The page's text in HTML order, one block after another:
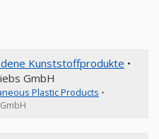
Kunststoffprodukte •
GmbH
Plastic Products •